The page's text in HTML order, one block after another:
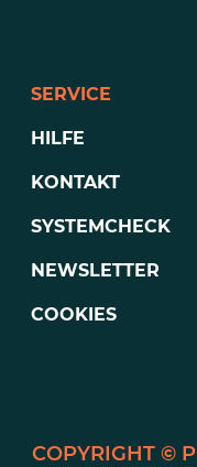
SERVICE
HILFE
KONTAKT
SYSTEMCHECK
NEWSLETTER
COOKIES